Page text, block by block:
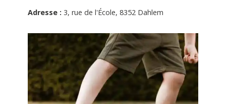
Adresse : 3, rue de l'École, 8352 Dahlem